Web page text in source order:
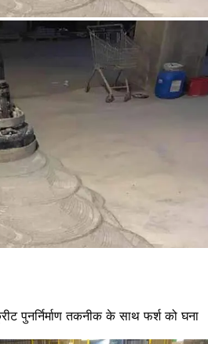
पुनर्निर्माण तकनीक के साथ फर्श को घना